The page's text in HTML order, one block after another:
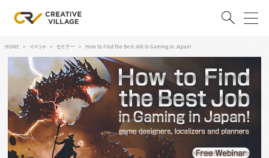
ログイン 会員登録
RECRUIT
クリエイター求人を探す
HOME イベント セミナー How to Find the Best Job in Gaming in Japan!